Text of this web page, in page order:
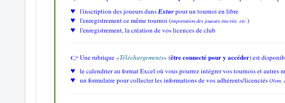
♥l'inscription des joueurs dansExtarpour un tournoi en libre
♥ l'enregistrement ce même tournoi (importation des joueurs inscrits, etc.)
♥ l'enregistrement, la création de vos licences de club
👉 Une rubrique «Téléchargements»(être connecté pour y accéder)est
♥ le calendrier au format Excel où vous pourrez intégrer vos tournois et autres
♥ un formulaire pour collecter les informations de vos adhérents/licenciés (Nom,